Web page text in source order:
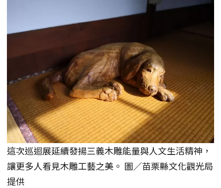
這次巡迴展延續發揚三義木雕能量與人文生活精神，
讓更多人看見木雕工藝之美。 圖／苗栗縣文化觀光局
提供